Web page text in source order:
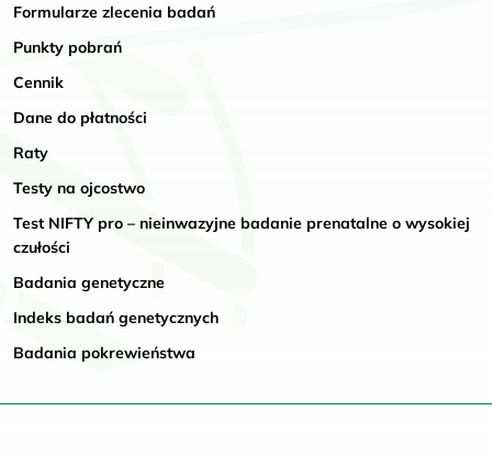
Formularze zlecenia badań
Punkty pobrań
Cennik
Dane do płatności
Raty
Testy na ojcostwo
Test NIFTY pro – nieinwazyjne badanie prenatalne o wysokiej
czułości
Badania genetyczne
Indeks badań genetycznych
Badania pokrewieństwa